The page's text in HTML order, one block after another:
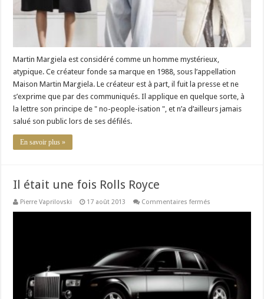
Martin Margiela est considéré comme un homme mystérieux,
atypique. Ce créateur fonde sa marque en 1988, sous l’appellation
Maison Martin Margiela. Le créateur est à part, il fuit la presse et ne
s’exprime que par des communiqués. Il applique en quelque sorte, à
la lettre son principe de " no-people-isation ", et n’a d’ailleurs jamais
salué son public lors de ses défilés.
En savoir plus »
Il était une fois Rolls Royce
Pierre Vaprilovski 17 août 2013 Commentaires fermés